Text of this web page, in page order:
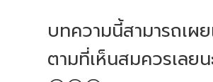
บทความนี้สามารถเผ
ตามที่เห็นสมควรเลย